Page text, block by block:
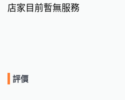
店家目前暫無服務
評價